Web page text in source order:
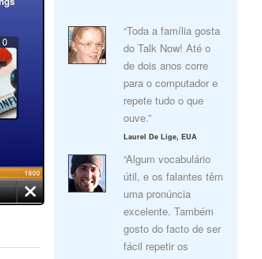
“Toda a família gosta
do Talk Now! Até o
de dois anos corre
para o computador e
repete tudo o que
ouve.”
Laurel De Lige, EUA
“Algum vocabulário
útil, e os falantes têm
uma pronúncia
excelente. Também
gosto do facto de ser
fácil repetir os